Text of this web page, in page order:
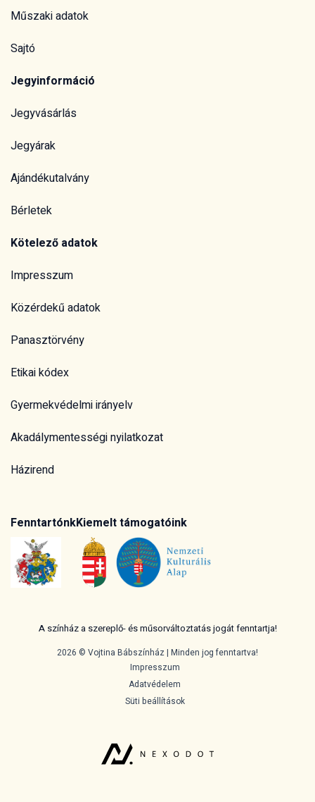
Műszaki adatok
Sajtó
Jegyinformáció
Jegyvásárlás
Jegyárak
Ajándékutalvány
Bérletek
Kötelező adatok
Impresszum
Közérdekű adatok
Panasztörvény
Etikai kódex
Gyermekvédelmi irányelv
Akadálymentességi nyilatkozat
Házirend
FenntartónkKiemelt támogatóink
A színház a szereplő- és műsorváltoztatás jogát fenntartja!
2026 © Vojtina Bábszínház | Minden jog fenntartva!
Impresszum
Adatvédelem
Süti beállítások